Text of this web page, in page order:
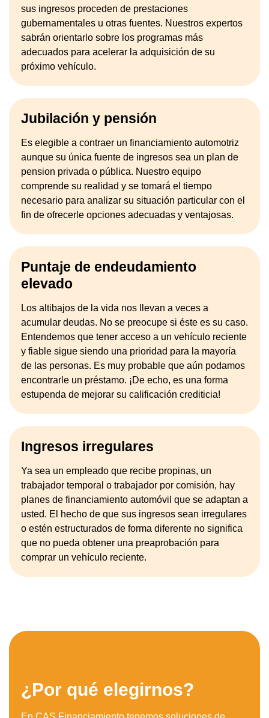
sus ingresos proceden de prestaciones
gubernamentales u otras fuentes. Nuestros expertos
sabrán orientarlo sobre los programas más
adecuados para acelerar la adquisición de su
próximo vehículo.
Jubilación y pensión
Es elegible a contraer un financiamiento automotriz
aunque su única fuente de ingresos sea un plan de
pension privada o pública. Nuestro equipo
comprende su realidad y se tomará el tiempo
necesario para analizar su situación particular con el
fin de ofrecerle opciones adecuadas y ventajosas.
Puntaje de endeudamiento
elevado
Los altibajos de la vida nos llevan a veces a
acumular deudas. No se preocupe si éste es su caso.
Entendemos que tener acceso a un vehículo reciente
y fiable sigue siendo una prioridad para la mayoría
de las personas. Es muy probable que aún podamos
encontrarle un préstamo. ¡De echo, es una forma
estupenda de mejorar su calificación crediticia!
Ingresos irregulares
Ya sea un empleado que recibe propinas, un
trabajador temporal o trabajador por comisión, hay
planes de financiamiento automóvil que se adaptan a
usted. El hecho de que sus ingresos sean irregulares
o estén estructurados de forma diferente no significa
que no pueda obtener una preaprobación para
comprar un vehículo reciente.
¿Por qué elegirnos?